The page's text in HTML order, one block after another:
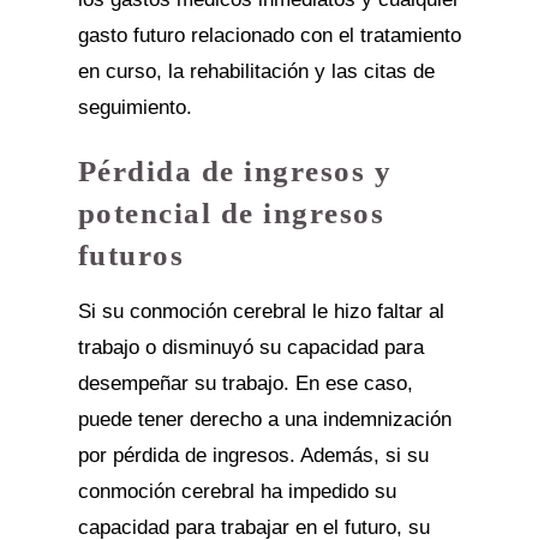
gasto futuro relacionado con el tratamiento
en curso, la rehabilitación y las citas de
seguimiento.
Pérdida de ingresos y
potencial de ingresos
futuros
Si su conmoción cerebral le hizo faltar al
trabajo o disminuyó su capacidad para
desempeñar su trabajo. En ese caso,
puede tener derecho a una indemnización
por pérdida de ingresos. Además, si su
conmoción cerebral ha impedido su
capacidad para trabajar en el futuro, su